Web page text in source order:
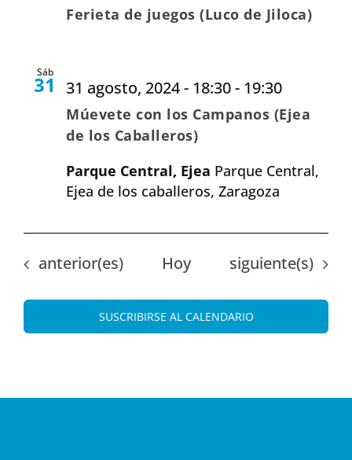
Ferieta de juegos (Luco de Jiloca)
Sáb
31 31 agosto, 2024 - 18:30- 19:30
Múevete con los Campanos (Ejea
de los Caballeros)
Parque Central, Ejea Parque Central,
Ejea de los caballeros, Zaragoza
Eventos
anterior(es) Hoy Eventos
siguiente(s)
SUSCRIBIRSE AL CALENDARIO